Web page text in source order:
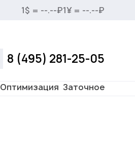
1$ = --.--₽1¥ = --.--₽
Оптимизация Заточное
8 (495) 281-25-05